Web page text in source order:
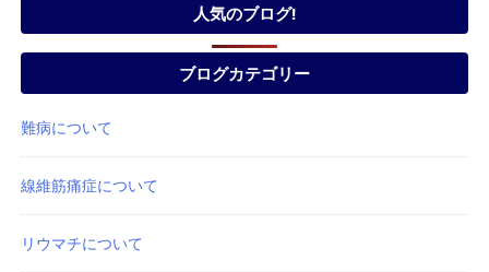
人気のブログ!
ブログカテゴリー
難病について
線維筋痛症について
リウマチについて